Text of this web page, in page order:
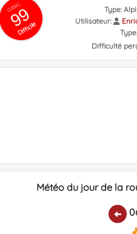
GRSIC
99
Difficile
Type:
Utilisateur:
Type:
Difficulté
Météo du jour de la